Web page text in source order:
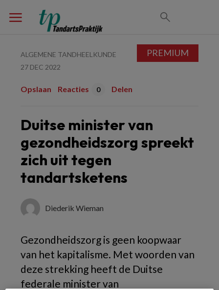
ALGEMENE TANDHEELKUNDE
27 DEC 2022
Opslaan Reacties 0 Delen
Duitse minister van
gezondheidszorg spreekt
zich uit tegen
tandartsketens
Diederik Wieman
Gezondheidszorg is geen koopwaar
van het kapitalisme. Met woorden van
deze strekking heeft de Duitse
federale minister van
PREMIUM